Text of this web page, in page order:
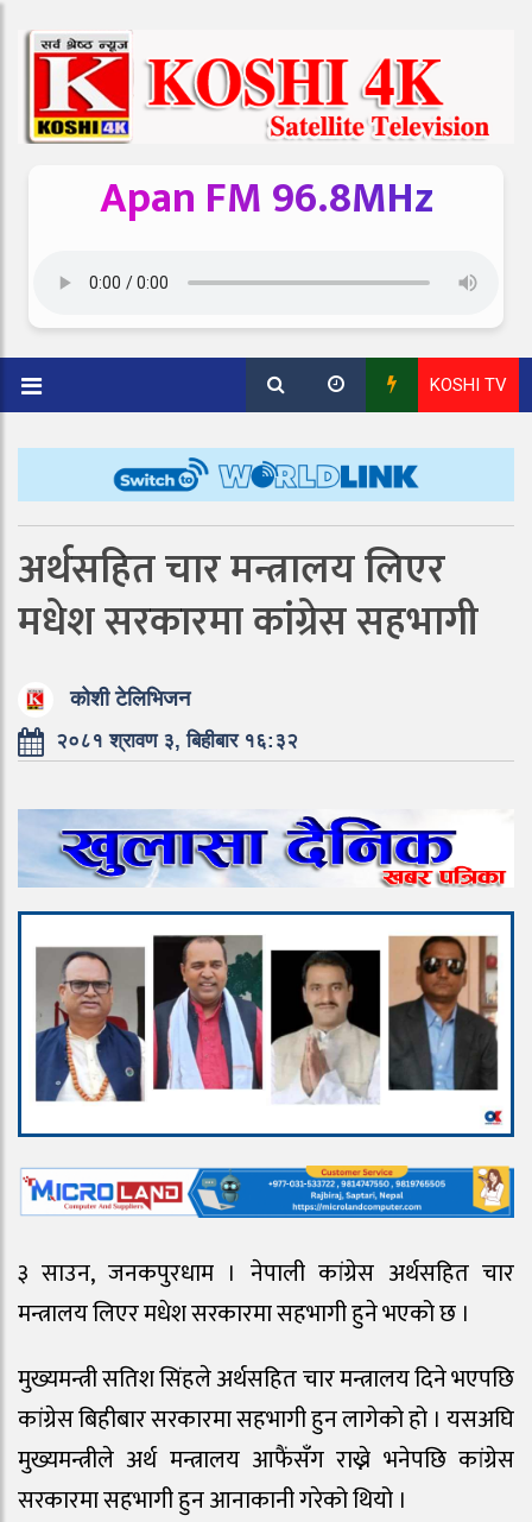
Apan FM 96.8MHz
KOSHI TV
अर्थसहित चार मन्त्रालय लिएर
मधेश सरकारमा कांग्रेस सहभागी
कोशी टेलिभिजन
२०८१ श्रावण ३, बिहीबार १६:३२
३ साउन, जनकपुरधाम । नेपाली कांग्रेस अर्थसहित चार
मन्त्रालय लिएर मधेश सरकारमा सहभागी हुने भएको छ ।
मुख्यमन्त्री सतिश सिंहले अर्थसहित चार मन्त्रालय दिने भएपछि
कांग्रेस बिहीबार सरकारमा सहभागी हुन लागेको हो । यसअघि
मुख्यमन्त्रीले अर्थ मन्त्रालय आफैंसँग राख्ने भनेपछि कांग्रेस
सरकारमा सहभागी हुन आनाकानी गरेको थियो ।